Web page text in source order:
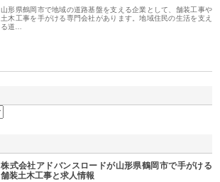
山形県鶴岡市で地域の道路基盤を支える企業として、舗装工事や
土木工事を手がける専門会社があります。地域住民の生活を支え
る道…
株式会社アドバンスロードが山形県鶴岡市で手がける
舗装土木工事と求人情報